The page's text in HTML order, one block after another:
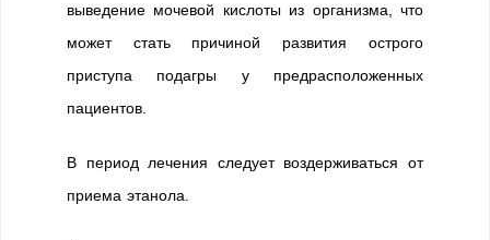
выведение мочевой кислоты из организма, что
может стать причиной развития острого
приступа подагры у предрасположенных
пациентов.
В период лечения следует воздерживаться от
приема этанола.